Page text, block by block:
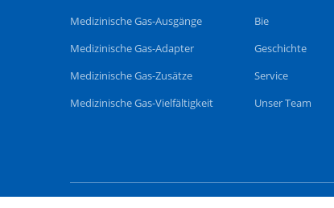
Medizinische Gas-Ausgänge
Medizinische Gas-Adapter
Medizinische Gas-Zusätze
Medizinische Gas-Vielfältigkeit
Bie
Geschichte
Service
Unser Team